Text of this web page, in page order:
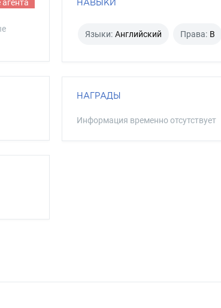
НАВЫКИ
Языки: Английский Права: B
НАГРАДЫ
Информация временно отсутствует